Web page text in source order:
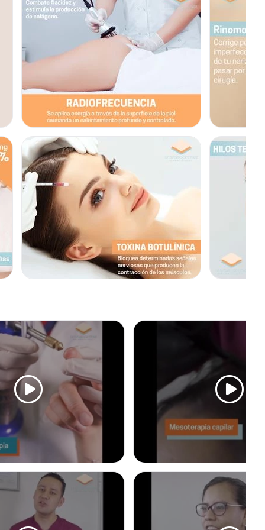
procedimiento que disminuye y atenúa las lineas de
la fuerza y movimientos excesivos de los músculos
el efecto se basa en disminuir la fuerza del músculo
facial, pero disminuyendo la formación de arrugas con
llamados verrugas, son proliferaciones benignas de la
frecuencia en cuello, axilas y pliegues corporales,
como el sobrepeso-obesidad, factores hereditarios
eliminarlas es muy fácil, ambulatorio, indoloro y seguro.
son considerados tumores benignos, su
motivos estéticos o problemas de salud. Se eliminan
quirúrgica esta determinada por el tipo de lunar,
superficialmente por saucerización, otros tendrán
la profundidad definitivamente.
es considerado el mejor método para el tratamiento de
estrías y varias enfermedades dermatológicas,
y eficacia lo convierte en un tratamiento seguro con